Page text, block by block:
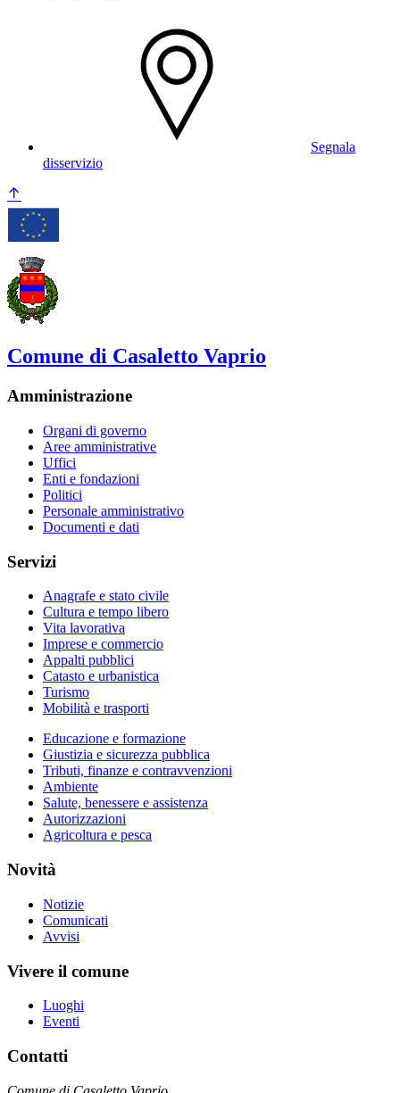
Segnala
disservizio
Comune di Casaletto Vaprio
Amministrazione
Organi di governo
Aree amministrative
Uffici
Enti e fondazioni
Politici
Personale amministrativo
Documenti e dati
Servizi
Anagrafe e stato civile
Cultura e tempo libero
Vita lavorativa
Imprese e commercio
Appalti pubblici
Catasto e urbanistica
Turismo
Mobilità e trasporti
Educazione e formazione
Giustizia e sicurezza pubblica
Tributi, finanze e contravvenzioni
Ambiente
Salute, benessere e assistenza
Autorizzazioni
Agricoltura e pesca
Novità
Notizie
Comunicati
Avvisi
Vivere il comune
Luoghi
Eventi
Contatti